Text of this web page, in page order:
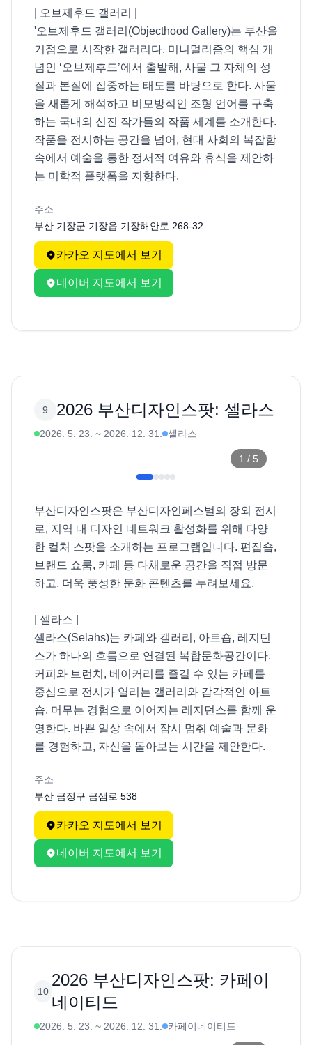
| 오브제후드 갤러리 |
'오브제후드 갤러리(Objecthood Gallery)는 부산을
거점으로 시작한 갤러리다. 미니멀리즘의 핵심 개
념인 ‘오브제후드’에서 출발해, 사물 그 자체의 성
질과 본질에 집중하는 태도를 바탕으로 한다. 사물
을 새롭게 해석하고 비모방적인 조형 언어를 구축
하는 국내외 신진 작가들의 작품 세계를 소개한다.
작품을 전시하는 공간을 넘어, 현대 사회의 복잡함
속에서 예술을 통한 정서적 여유와 휴식을 제안하
는 미학적 플랫폼을 지향한다.
주소
부산 기장군 기장읍 기장해안로 268-32
카카오 지도에서 보기
네이버 지도에서 보기
9 2026 부산디자인스팟: 셀라스
2026. 5. 23. ~ 2026. 12. 31. 셀라스
1 / 5
부산디자인스팟은 부산디자인페스벌의 장외 전시
로, 지역 내 디자인 네트워크 활성화를 위해 다양
한 컬처 스팟을 소개하는 프로그램입니다. 편집숍,
브랜드 쇼룸, 카페 등 다채로운 공간을 직접 방문
하고, 더욱 풍성한 문화 콘텐츠를 누려보세요.
| 셀라스 |
셀라스(Selahs)는 카페와 갤러리, 아트숍, 레지던
스가 하나의 흐름으로 연결된 복합문화공간이다.
커피와 브런치, 베이커리를 즐길 수 있는 카페를
중심으로 전시가 열리는 갤러리와 감각적인 아트
숍, 머무는 경험으로 이어지는 레지던스를 함께 운
영한다. 바쁜 일상 속에서 잠시 멈춰 예술과 문화
를 경험하고, 자신을 돌아보는 시간을 제안한다.
주소
부산 금정구 금샘로 538
카카오 지도에서 보기
네이버 지도에서 보기
10
2026 부산디자인스팟: 카페이
네이티드
2026. 5. 23. ~ 2026. 12. 31. 카페이네이티드